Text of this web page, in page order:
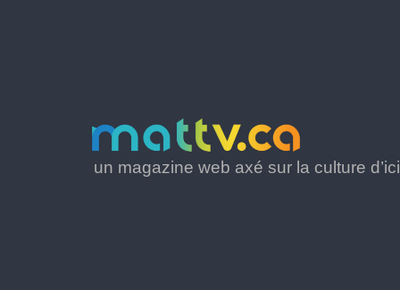
un magazine web axé sur la culture d’ici